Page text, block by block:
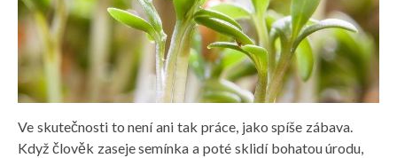
Ve skutečnosti to není ani tak práce, jako spíše zábava.
Když člověk zaseje semínka a poté sklidí bohatou úrodu,